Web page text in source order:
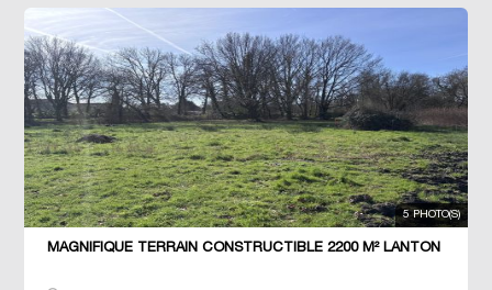
5 PHOTO(S)
MAGNIFIQUE TERRAIN CONSTRUCTIBLE 2200 M² LANTON